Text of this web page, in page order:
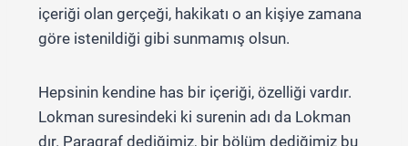
içeriği olan gerçeği, hakikatı o an kişiye zamana
göre istenildiği gibi sunmamış olsun.
Hepsinin kendine has bir içeriği, özelliği vardır.
Lokman suresindeki ki surenin adı da Lokman
dır. Paragraf dediğimiz, bir bölüm dediğimiz bu